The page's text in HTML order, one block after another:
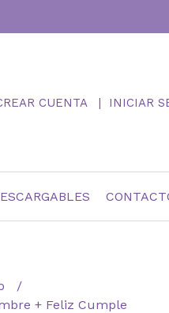
CUENTA INICIAR
+ Feliz Cumple